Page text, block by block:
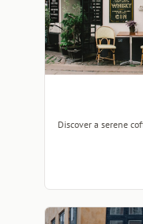
Discover a serene